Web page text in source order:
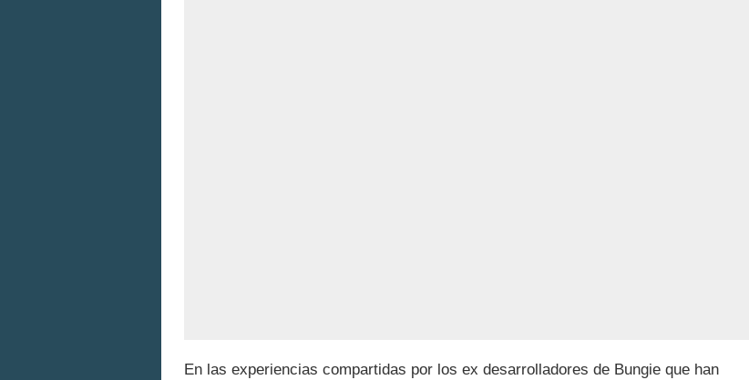
En las experiencias compartidas por los ex desarrolladores de Bungie que han